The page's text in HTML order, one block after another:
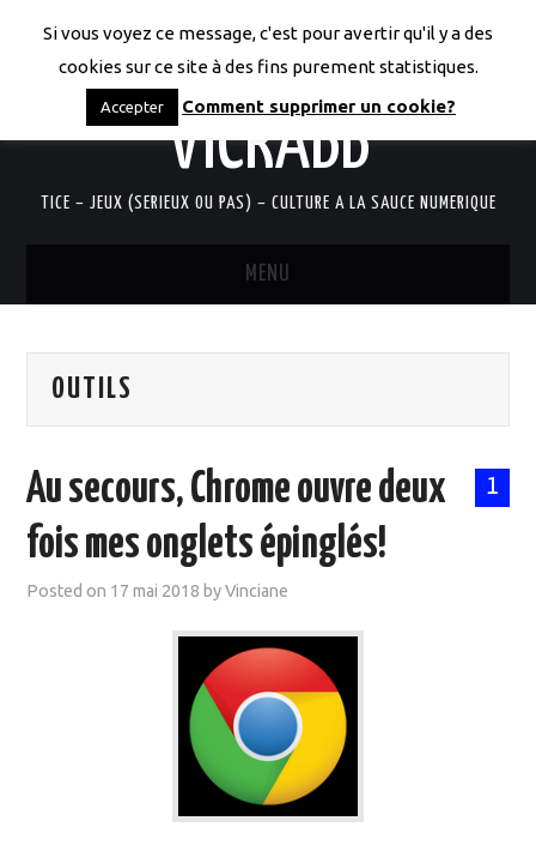
LES CODICES DE
VICRABB
TICE – JEUX (SERIEUX OU PAS) – CULTURE A LA SAUCE NUMERIQUE
MENU
QUI SUIS-JE?
MOOC SUIVIS
OUTILS
1
Au secours, Chrome ouvre deux
fois mes onglets épinglés!
Posted on 17 mai 2018 byVinciane
Si vous voyez ce message, c'est pour avertir qu'il y a des
cookies sur ce site à des fins purement statistiques.
Accepter Comment supprimer un cookie?